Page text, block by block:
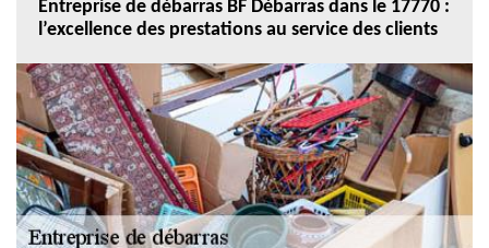
Entreprise de débarras BF Débarras dans le 17770 :
l’excellence des prestations au service des clients